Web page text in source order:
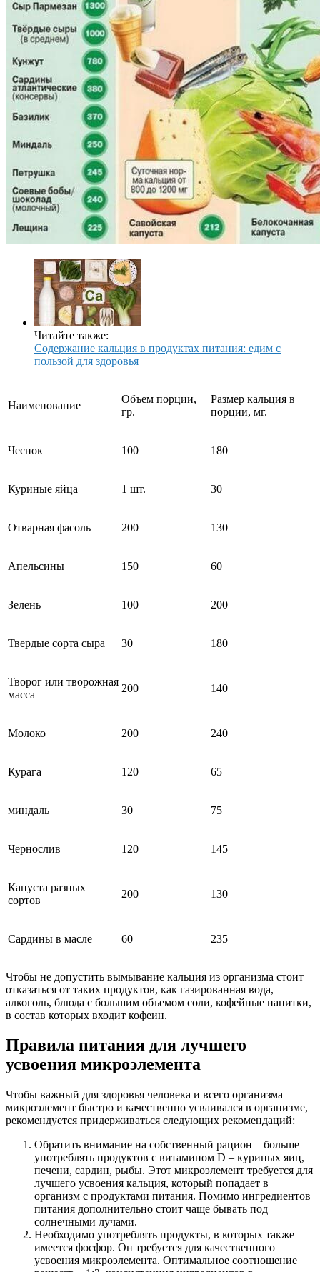
Читайте также:
Содержание кальция в продуктах питания: едим с
пользой для здоровья
Наименование
Объем порции,
гр.
Размер кальция в
порции, мг.
Чеснок 100 180
Куриные яйца 1 шт. 30
Отварная фасоль 200 130
Апельсины 150 60
Зелень 100 200
Твердые сорта сыра 30 180
Творог или творожная
масса
200 140
Молоко 200 240
Курага 120 65
миндаль 30 75
Чернослив 120 145
Капуста разных
сортов
200 130
Сардины в масле 60 235
Чтобы не допустить вымывание кальция из организма стоит
отказаться от таких продуктов, как газированная вода,
алкоголь, блюда с большим объемом соли, кофейные напитки,
в состав которых входит кофеин.
Правила питания для лучшего
усвоения микроэлемента
Чтобы важный для здоровья человека и всего организма
микроэлемент быстро и качественно усваивался в организме,
рекомендуется придерживаться следующих рекомендаций:
Обратить внимание на собственный рацион – больше
употреблять продуктов с витамином D – куриных яиц,
печени, сардин, рыбы. Этот микроэлемент требуется для
лучшего усвоения кальция, который попадает в
организм с продуктами питания. Помимо ингредиентов
питания дополнительно стоит чаще бывать под
солнечными лучами.
Необходимо употреблять продукты, в которых также
имеется фосфор. Он требуется для качественного
усвоения микроэлемента. Оптимальное соотношение